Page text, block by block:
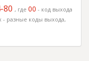
80 , где 00 - код выхода
- разные коды выхода,